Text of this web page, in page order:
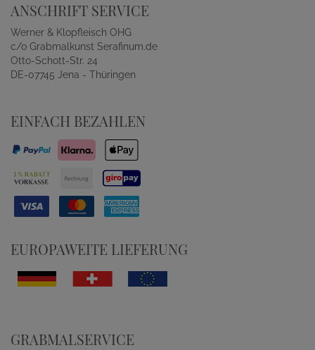
ANSCHRIFT SERVICE
Werner & Klopfleisch OHG
c/o Grabmalkunst Serafinum.de
Otto-Schott-Str. 24
DE-07745 Jena - Thüringen
EINFACH BEZAHLEN
EUROPAWEITE LIEFERUNG
GRABMALSERVICE